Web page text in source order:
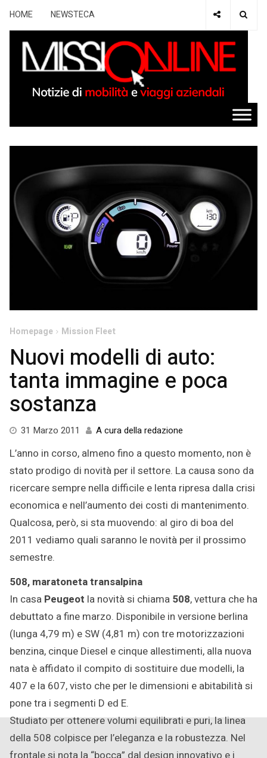
HOME NEWSTECA
Homepage Mission Fleet
Nuovi modelli di auto:
tanta immagine e poca
sostanza
31 Marzo 2011
2015
A cura della redazione
L’anno in corso, almeno fino a questo momento, non è
stato prodigo di novità per il settore. La causa sono da
ricercare sempre nella difficile e lenta ripresa dalla crisi
economica e nell’aumento dei costi di mantenimento.
Qualcosa, però, si sta muovendo: al giro di boa del
2011 vediamo quali saranno le novità per il prossimo
semestre.
508, maratoneta transalpina
In casa Peugeot la novità si chiama 508, vettura che ha
debuttato a fine marzo. Disponibile in versione berlina
(lunga 4,79 m) e SW (4,81 m) con tre motorizzazioni
benzina, cinque Diesel e cinque allestimenti, alla nuova
nata è affidato il compito di sostituire due modelli, la
407 e la 607, visto che per le dimensioni e abitabilità si
pone tra i segmenti D ed E.
Studiato per ottenere volumi equilibrati e puri, la linea
della 508 colpisce per l’eleganza e la robustezza. Nel